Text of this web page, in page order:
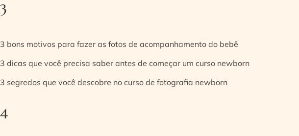
3
3 bons motivos para fazer as fotos de acompanhamento do bebê
3 dicas que você precisa saber antes de começar um curso newborn
3 segredos que você descobre no curso de fotografia newborn
4